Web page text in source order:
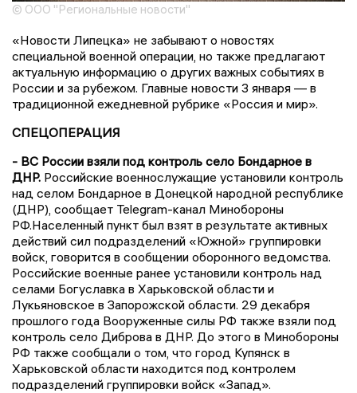
© ООО "Региональные новости"
«Новости Липецка» не забывают о новостях
специальной военной операции, но также предлагают
актуальную информацию о других важных событиях в
России и за рубежом. Главные новости 3 января — в
традиционной ежедневной рубрике «Россия и мир».
СПЕЦОПЕРАЦИЯ
- ВС России взяли под контроль село Бондарное в
ДНР. Российские военнослужащие установили контроль
над селом Бондарное в Донецкой народной республике
(ДНР), сообщает Telegram-канал Минобороны
РФ.Населенный пункт был взят в результате активных
действий сил подразделений «Южной» группировки
войск, говорится в сообщении оборонного ведомства.
Российские военные ранее установили контроль над
селами Богуславка в Харьковской области и
Лукьяновское в Запорожской области. 29 декабря
прошлого года Вооруженные силы РФ также взяли под
контроль село Диброва в ДНР. До этого в Минобороны
РФ также сообщали о том, что город Купянск в
Харьковской области находится под контролем
подразделений группировки войск «Запад».